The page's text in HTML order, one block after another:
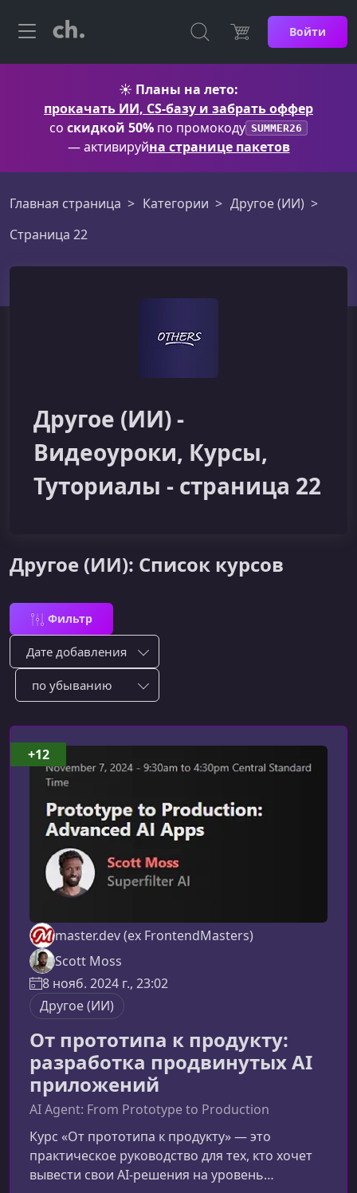
Войти
☀️ Планы на лето:
прокачать ИИ, CS-базу и забрать оффер
со скидкой 50% по промокоду SUMMER26
— активируйна странице пакетов
Главная страница Категории
Другое (ИИ)
Страница 22
Другое (ИИ) -
Видеоуроки, Курсы,
Туториалы - страница 22
Другое (ИИ): Список курсов
Фильтр
Сортировка по:
Сотировать по:
master.dev (ex FrontendMasters)
Scott Moss
8 нояб. 2024 г., 23:02
Другое (ИИ)
От прототипа к продукту:
разработка продвинутых AI
приложений
AI Agent: From Prototype to Production
Курс «От прототипа к продукту» — это
практическое руководство для тех, кто хочет
вывести свои AI‑решения на уровень
+12